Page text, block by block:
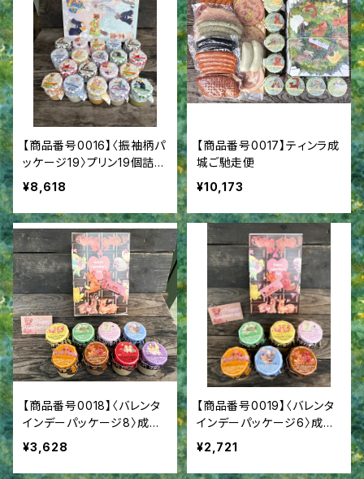
【商品番号0016】〈振袖柄パ
ッケージ19〉プリン19個詰合
せ 成人御祝 成人内祝
¥8,618
【商品番号0017】ティンラ成
城ご馳走便
¥10,173
【商品番号0018】〈バレンタ
インデーパッケージ8〉成城
プリン8個詰合せ
¥3,628
【商品番号0019】〈バレンタ
インデーパッケージ6〉成城
プリン６個詰合せ
¥2,721